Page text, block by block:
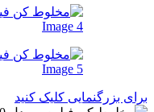
برای بزرگنمایی کلیک کنید